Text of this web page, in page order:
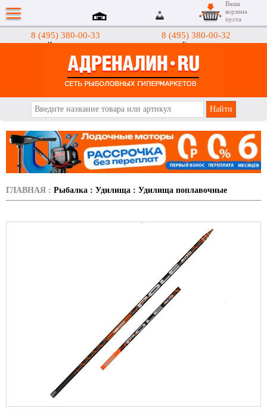
8 (495) 380-00-33
Интернет-магазин
8 (495) 380-00-32
Гипермаркеты
Ваша
корзина
пуста
ГЛАВНАЯ : Рыбалка : Удилища : Удилища поплавочные